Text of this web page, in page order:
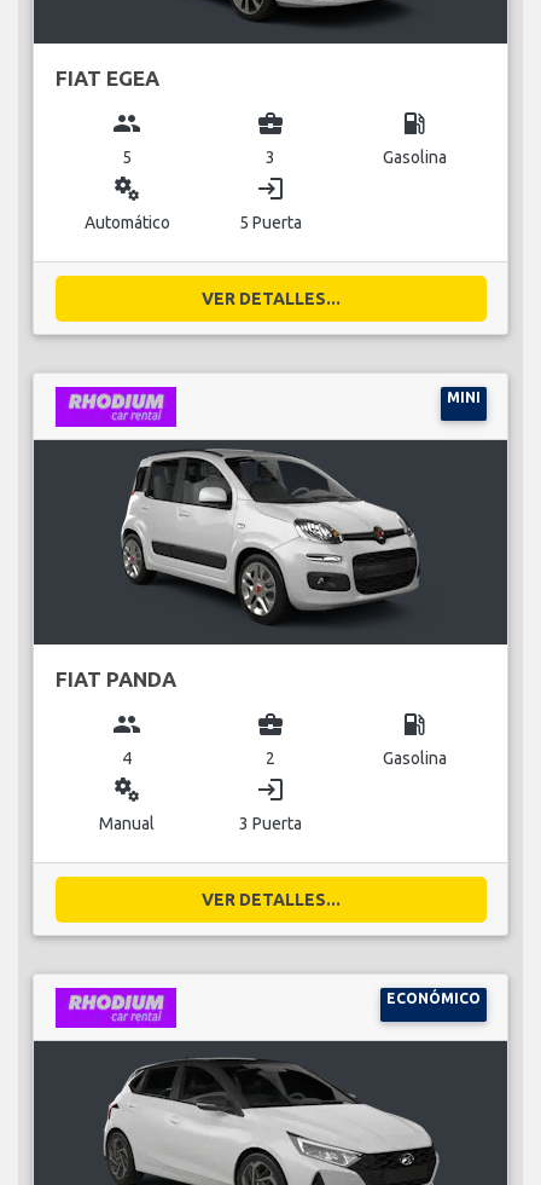
FIAT EGEA
group
5
business_center
3
local_gas_station
Gasolina
miscellaneous_services
Automático
login
5 Puerta
VER DETALLES...
MINI
FIAT PANDA
group
4
business_center
2
local_gas_station
Gasolina
miscellaneous_services
Manual
login
3 Puerta
VER DETALLES...
ECONÓMICO